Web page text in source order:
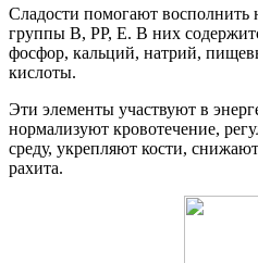
Сладости помогают восполнить
группы В, РР, Е. В них
фосфор, кальций, натрий,
кислоты.
Эти элементы участвуют в
нормализуют кровотечение,
среду, укрепляют кости,
рахита.